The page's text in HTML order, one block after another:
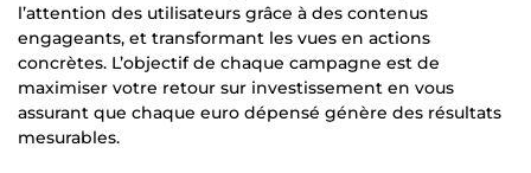
l’attention des utilisateurs grâce à des contenus
engageants, et transformant les vues en actions
concrètes. L’objectif de chaque campagne est de
maximiser votre retour sur investissement en vous
assurant que chaque euro dépensé génère des résultats
mesurables.